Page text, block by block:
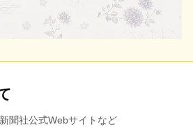
聞社公式Webサイトなど